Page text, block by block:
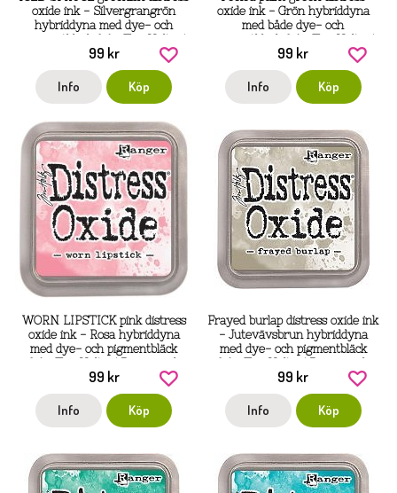
oxide ink - Silvergrangrön
hybriddyna med dye- och
Ranger ink
99 kr
Info Köp
oxide ink - Grön hybriddyna
med både dye- och
Ranger ink
99 kr
Info Köp
WORN LIPSTICK pink distress
oxide ink - Rosa hybriddyna
med dye- och pigmentbläck
99 kr
Info Köp
Frayed burlap distress oxide ink
- Jutevävsbrun hybriddyna
med dye- och pigmentbläck
99 kr
Info Köp